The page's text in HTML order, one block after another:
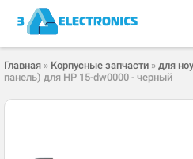
Главная » Корпусные запчасти » для
панель) для HP 15-dw0000 - черный